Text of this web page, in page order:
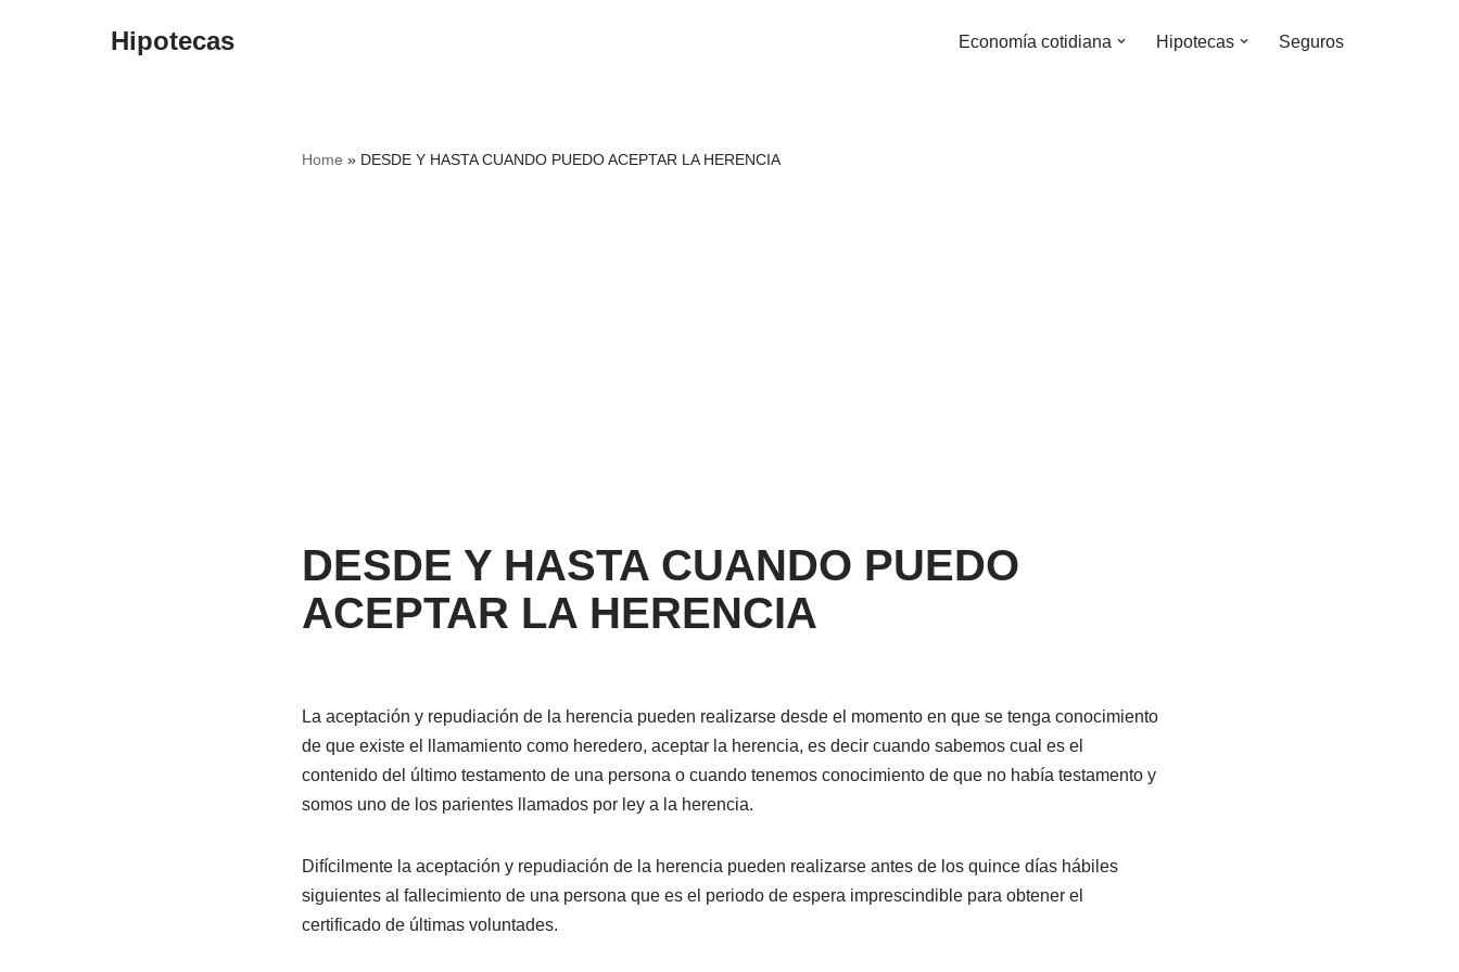
Hipotecas Economía cotidiana Hipotecas Seguros
Home » DESDE Y HASTA CUANDO PUEDO ACEPTAR LA HERENCIA
DESDE Y HASTA CUANDO PUEDO
ACEPTAR LA HERENCIA
La aceptación y repudiación de la herencia pueden realizarse desde el momento en que se tenga conocimiento
de que existe el llamamiento como heredero, aceptar la herencia, es decir cuando sabemos cual es el
contenido del último testamento de una persona o cuando tenemos conocimiento de que no había testamento y
somos uno de los parientes llamados por ley a la herencia.
Difícilmente la aceptación y repudiación de la herencia pueden realizarse antes de los quince días hábiles
siguientes al fallecimiento de una persona que es el periodo de espera imprescindible para obtener el
certificado de últimas voluntades.